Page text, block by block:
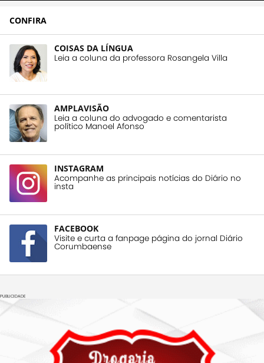
CONFIRA
COISAS DA LÍNGUA
Leia a coluna da professora Rosangela Villa
AMPLAVISÃO
Leia a coluna do advogado e comentarista
político Manoel Afonso
INSTAGRAM
Acompanhe as principais notícias do Diário no
insta
FACEBOOK
Visite e curta a fanpage página do jornal Diário
Corumbaense
PUBLICIDADE